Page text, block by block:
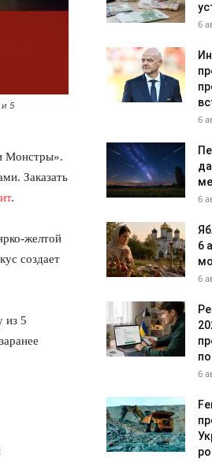
и 5
Монстры».
Заказать
.
желтой
создает
из 5
6
6
6
6
6
6